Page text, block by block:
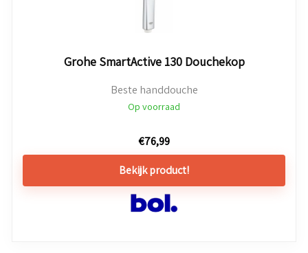
Grohe SmartActive 130 Douchekop
Beste handdouche
Op voorraad
€76,99
Bekijk product!